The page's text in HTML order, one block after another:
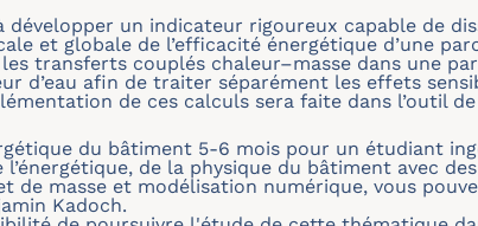
développer un indicateur rigoureux capable de
et globale de l’efficacité énergétique d’une
transferts couplés chaleur–masse dans une
d’eau afin de traiter séparément les effets
de ces calculs sera faite dans l’outil
du bâtiment 5-6 mois pour un étudiant
l’énergétique, de la physique du bâtiment avec
de masse et modélisation numérique, vous
Kadoch.